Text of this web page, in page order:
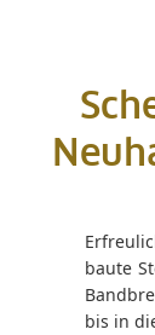
baute
bis in